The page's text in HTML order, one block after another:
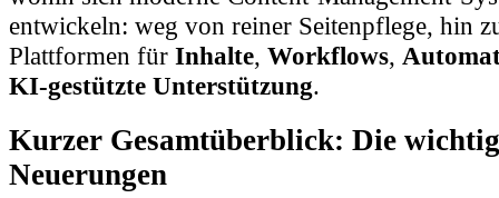
Plattformen fürInhalte,Workflows,
KI-gestützte Unterstützung.
Neuerungen